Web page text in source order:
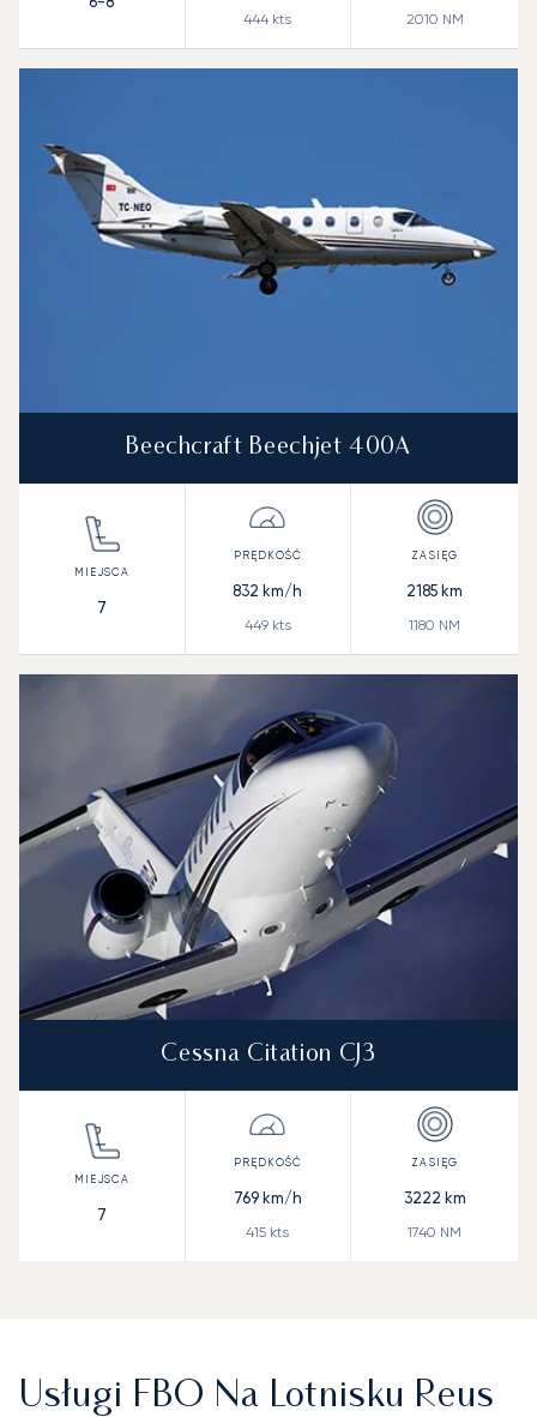
444 kts 2010 NM
Beechcraft Beechjet 400A
7
832 km/h
449kts
2185 km
1180 NM
Cessna Citation CJ3
7
769km/h
415 kts
3222 km
1740 NM
Usługi FBO Na Lotnisku Reus